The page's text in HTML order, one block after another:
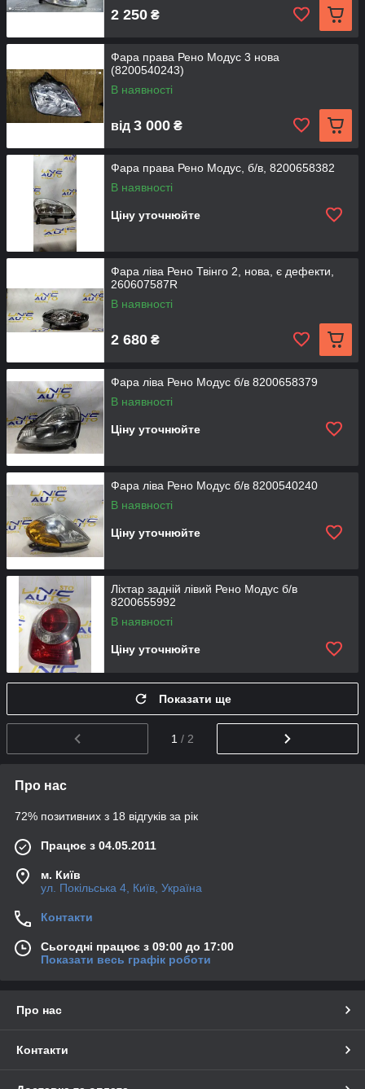
2 250 ₴
Фара права Рено Модус 3 нова
(8200540243)
В наявності
від 3 000 ₴
Фара права Рено Модус, б/в, 8200658382
В наявності
Ціну уточнюйте
Фара ліва Рено Твінго 2, нова, є дефекти,
260607587R
В наявності
2 680 ₴
Фара ліва Рено Модус б/в 8200658379
В наявності
Ціну уточнюйте
Фара ліва Рено Модус б/в 8200540240
В наявності
Ціну уточнюйте
Ліхтар задній лівий Рено Модус б/в
8200655992
В наявності
Ціну уточнюйте
Показати ще
1 / 2
Про нас
72% позитивних з 18 відгуків за рік
Працює з 04.05.2011
м. Київ
ул. Покільська 4, Київ, Україна
Контакти
Сьогодні працює з 09:00 до 17:00
Показати весь графік роботи
Про нас
Контакти